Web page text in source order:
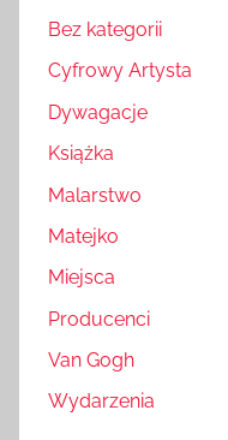
Bez kategorii
Cyfrowy Artysta
Dywagacje
Książka
Malarstwo
Matejko
Miejsca
Producenci
Van Gogh
Wydarzenia